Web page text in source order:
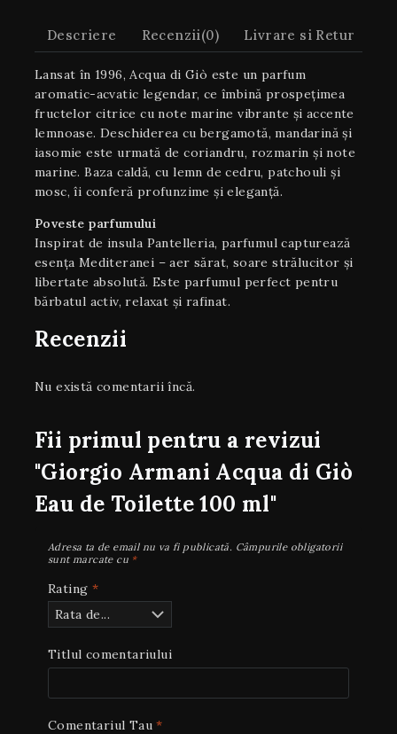
Descriere Recenzii(0) Livrare si Retur
Lansat în 1996, Acqua di Giò este un parfum
aromatic-acvatic legendar, ce îmbină prospețimea
fructelor citrice cu note marine vibrante și accente
lemnoase. Deschiderea cu bergamotă, mandarină și
iasomie este urmată de coriandru, rozmarin și note
marine. Baza caldă, cu lemn de cedru, patchouli și
mosc, îi conferă profunzime și eleganță.
Poveste parfumului
Inspirat de insula Pantelleria, parfumul capturează
esența Mediteranei – aer sărat, soare strălucitor și
libertate absolută. Este parfumul perfect pentru
bărbatul activ, relaxat și rafinat.
Recenzii
Nu există comentarii încă.
Fii primul pentru a revizui
"Giorgio Armani Acqua di Giò
Eau de Toilette 100 ml"
Adresa ta de email nu va fi publicată. Câmpurile obligatorii
sunt marcate cu *
Rating *
Titlul comentariului
Comentariul Tau*